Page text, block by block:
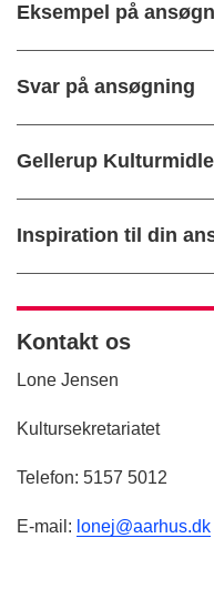
Eksempel på
Svar på ansøgning
Gellerup
Inspiration til din
Kontakt os
Lone Jensen
Kultursekretariatet
Telefon: 5157 5012
E-mail: lonej@aarhus.dk